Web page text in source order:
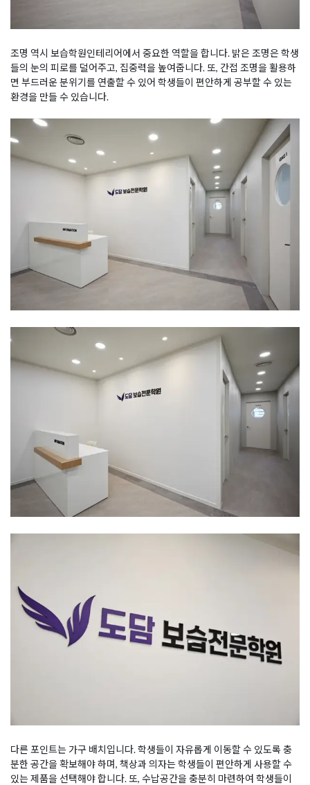
조명 역시 보습학원인테리어에서 중요한 역할을 합니다. 밝은 조명은 학생
들의 눈의 피로를 덜어주고, 집중력을 높여줍니다. 또, 간접 조명을 활용하
면 부드러운 분위기를 연출할 수 있어 학생들이 편안하게 공부할 수 있는
환경을 만들 수 있습니다.
다른 포인트는 가구 배치입니다. 학생들이 자유롭게 이동할 수 있도록 충
분한 공간을 확보해야 하며, 책상과 의자는 학생들이 편안하게 사용할 수
있는 제품을 선택해야 합니다. 또, 수납공간을 충분히 마련하여 학생들이